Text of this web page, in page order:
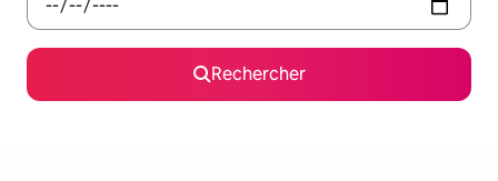
Rechercher